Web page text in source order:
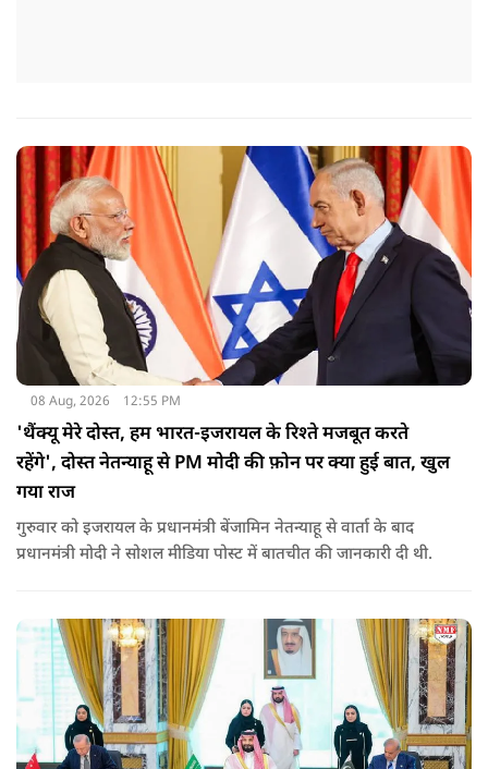
08 Aug, 2026 12:55 PM
'थैंक्यू मेरे दोस्त, हम भारत-इजरायल के रिश्ते मजबूत करते
रहेंगे', दोस्त नेतन्याहू से PM मोदी की फ़ोन पर क्या हुई बात, खुल
गया राज
गुरुवार को इजरायल के प्रधानमंत्री बेंजामिन नेतन्याहू से वार्ता के बाद
प्रधानमंत्री मोदी ने सोशल मीड‍िया पोस्‍ट में बातचीत की जानकारी दी थी.